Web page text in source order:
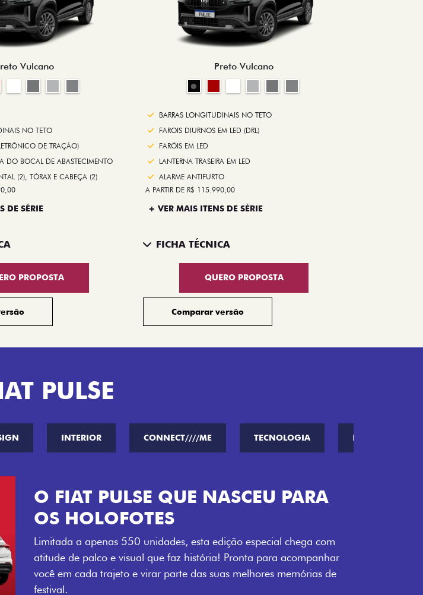
Vulcano
NO TETO
DE TRAÇÃO)
DO BOCAL DE ABASTECIMENTO
(2), TÓRAX E CABEÇA (2)
DE SÉRIE
PROPOSTA
Preto Vulcano
BARRAS LONGITUDINAIS NO TETO
FAROIS DIURNOS EM LED (DRL)
FARÓIS EM LED
LANTERNA TRASEIRA EM LED
ALARME ANTIFURTO
A PARTIR DE R$ 115.990,00
+ VER MAIS ITENS DE SÉRIE
FICHA TÉCNICA
QUERO PROPOSTA
Comparar versão
PULSE
INTERIOR CONNECT////ME TECNOLOGIA PERFORMANCE
VISUAL COM ENERGIA LOLLABR
Se liga no que compõe a identidade exclusiva do festival: série
numerada, adesivo lateral LollaBR e a soleira temática que reforçam
a exclusividade, enquanto os detalhes escurecidos, o teto bicolor e as
rodas de liga-leve aro 16” em preto brilhante completam o visual
com ainda mais estilo.